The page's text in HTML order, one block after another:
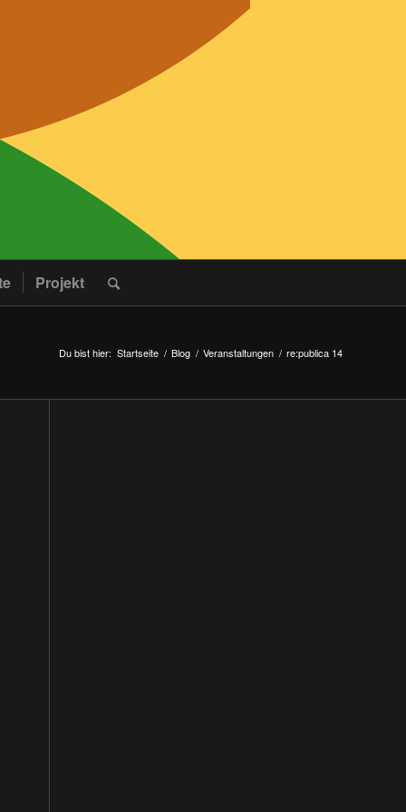
Projekt
Du bist hier: Startseite / Blog / Veranstaltungen / re:publica 14